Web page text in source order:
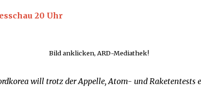
20 Uhr
Bild anklicken, ARD-Mediathek!
will trotz der Appelle, Atom- und Raketentests